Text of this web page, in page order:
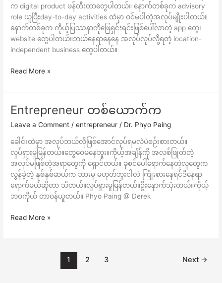
က digital product ဖန်တီးတာတွေပါတယ်။ နောက်တစ်ခုက advisory
role ယူပြီးday-to-day activities ထဲမှာ ဝင်မပါတဲ့အလုပ်မျိုးပါတယ်။
နောက်တစ်ခုက ကိုယ့်ပြဿနာကိုဖြေရှင်းရင်းဖြစ်ပေါ်လာတဲ့ app တွေ၊
website တွေပါတယ်။ဘယ်နေရာနေနေ အလုပ်လုပ်လို့ရတဲ့ location-
independent business တွေပါတယ်။
Read More »
Entrepreneur တစ်ယောက်က
Leave a Comment /entrepreneur / Dr. Phyo Paing
ခေါင်းထဲမှာ အလုပ်ဘယ်လိုဖြစ်အောင်လုပ်ရမလဲပဲစဉ်းစားတယ်။
လှုပ်ရှားမှုမြန်တယ်။တွေဝေမနေဘူး။ကိုယ့်အချိန်ကို အလစ်ဖြုတ်တဲ့
အလုပ်မဖြစ်တဲ့အရာတွေကို ရှောင်တယ်။ ခုစင်ပေါ်ရောက်နေတဲ့လူတွေက
လွန်ခဲ့တဲ့ နှစ်နှစ်ဆယ်က ဘားမှ မဟုတ်ဘူးငါလဲ ကြိုးစားနေရင်ဒီနေရာ
ရောက်မယ်ဆိုတာ သိတယ်။လှုပ်ရှားမှုမြန်တယ်။ဦးနှောက်သုံးတယ်။ကိုယ့်
ဘဝကိုယ် တာဝန်ယူတယ်။ Phyo Paing @ Derek
Entrepreneur
ယောက်
က
Read More »
1 2 3 Next →